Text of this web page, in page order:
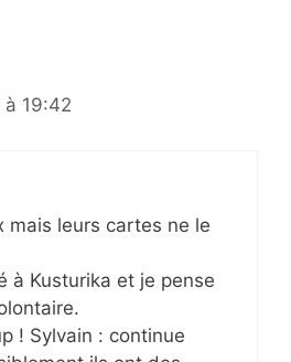
19:42
mais leurs cartes ne le
à Kusturika et je pense
! Sylvain : continue